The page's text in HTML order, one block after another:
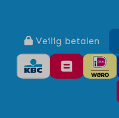
Veilig betalen